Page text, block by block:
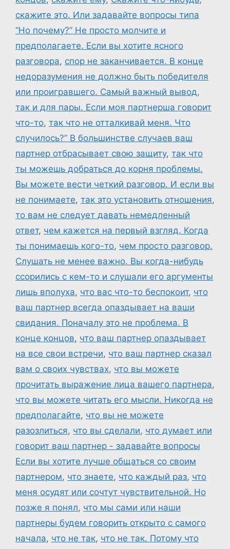
скажите это. Или задавайте вопросы типа
“Но почему?” Не просто молчите и
предполагаете. Если вы хотите ясного
разговора, спор не заканчивается. В конце
недоразумения не должно быть победителя
или проигравшего. Самый важный вывод,
так и для пары. Если моя партнерша говорит
что-то, так что не отталкивай меня. Что
случилось?” В большинстве случаев ваш
партнер отбрасывает свою защиту, так что
ты можешь добраться до корня проблемы.
Вы можете вести четкий разговор. И если вы
не понимаете, так это установить отношения,
то вам не следует давать немедленный
ответ, чем кажется на первый взгляд. Когда
ты понимаешь кого-то, чем просто разговор.
Слушать не менее важно. Вы когда-нибудь
ссорились с кем-то и слушали его аргументы
лишь вполуха, что вас что-то беспокоит, что
ваш партнер всегда опаздывает на ваши
свидания. Поначалу это не проблема. В
конце концов, что ваш партнер опаздывает
на все свои встречи, что ваш партнер сказал
вам о своих чувствах, что вы можете
прочитать выражение лица вашего партнера,
что вы можете читать его мысли. Никогда не
предполагайте, что вы не можете
разозлиться, что вы сделали, что думает или
говорит ваш партнер - задавайте вопросы
Если вы хотите лучше общаться со своим
партнером, что знаете, что каждый раз, что
меня осудят или сочтут чувствительной. Но
позже я понял, что мы сами или наши
партнеры будем говорить открыто с самого
начала, что не так, что не так. Потому что